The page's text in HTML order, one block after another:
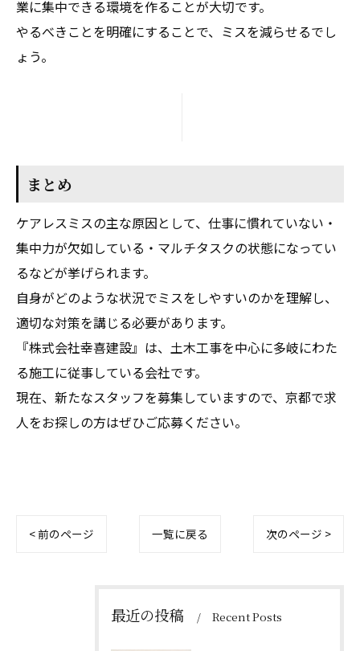
業に集中できる環境を作ることが大切です。
やるべきことを明確にすることで、ミスを減らせるでし
ょう。
まとめ
ケアレスミスの主な原因として、仕事に慣れていない・
集中力が欠如している・マルチタスクの状態になってい
るなどが挙げられます。
自身がどのような状況でミスをしやすいのかを理解し、
適切な対策を講じる必要があります。
『株式会社幸喜建設』は、土木工事を中心に多岐にわた
る施工に従事している会社です。
現在、新たなスタッフを募集していますので、京都で求
人をお探しの方はぜひご応募ください。
< 前のページ 一覧に戻る 次のページ >
最近の投稿 Recent Posts